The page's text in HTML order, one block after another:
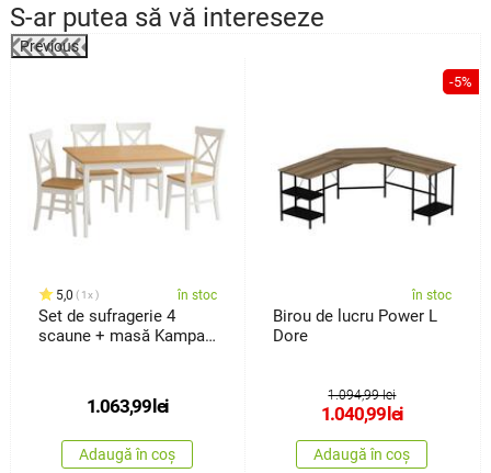
S-ar putea să vă intereseze
Previous
5,0 1x în stoc
Set de sufragerie 4
scaune + masă Kampali,
1.063,99 lei
Adaugă în coș
-5%
în stoc
Birou de lucru Power L
Dore
1.094,99 lei
1.040,99 lei
Adaugă în coș